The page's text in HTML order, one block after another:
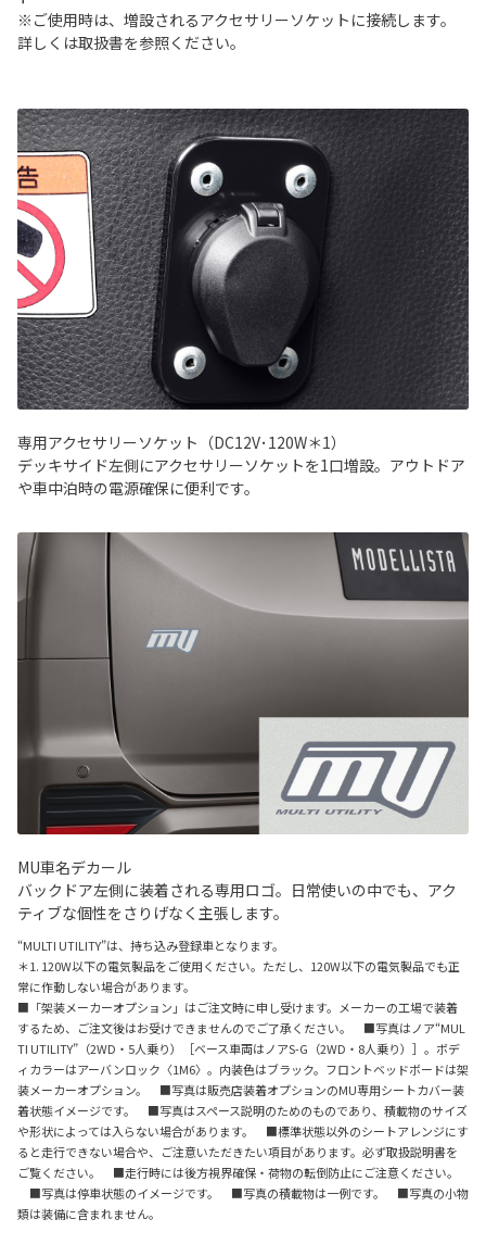
※ご使用時は、増設されるアクセサリーソケットに接続します。
詳しくは取扱書を参照ください。
専用アクセサリーソケット（DC12V･120W＊1）
デッキサイド左側にアクセサリーソケットを1口増設。アウトドア
や車中泊時の電源確保に便利です。
MU車名デカール
バックドア左側に装着される専用ロゴ。日常使いの中でも、アク
ティブな個性をさりげなく主張します。
“MULTI UTILITY”は、持ち込み登録車となります。
＊1. 120W以下の電気製品をご使用ください。ただし、120W以下の電気製品でも正
常に作動しない場合があります。
■「架装メーカーオプション」はご注文時に申し受けます。メーカーの工場で装着
するため、ご注文後はお受けできませんのでご了承ください。 ■写真はノア“MUL
TI UTILITY”（2WD・5人乗り）［ベース車両はノアS-G（2WD・8人乗り）］。ボデ
ィカラーはアーバンロック〈1M6〉。内装色はブラック。フロントベッドボードは架
装メーカーオプション。 ■写真は販売店装着オプションのMU専用シートカバー装
着状態イメージです。 ■写真はスペース説明のためのものであり、積載物のサイズ
や形状によっては入らない場合があります。 ■標準状態以外のシートアレンジにす
ると走行できない場合や、ご注意いただきたい項目があります。必ず取扱説明書を
ご覧ください。 ■走行時には後方視界確保・荷物の転倒防止にご注意ください。
■写真は停車状態のイメージです。 ■写真の積載物は一例です。 ■写真の小物
類は装備に含まれません。